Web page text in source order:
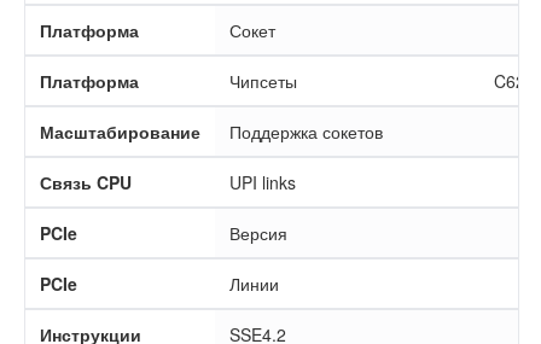
Платформа Сокет
Платформа Чипсеты
Масштабирование Поддержка сокетов
Связь CPU UPI links
PCIe Версия
PCIe Линии
Инструкции SSE4.2